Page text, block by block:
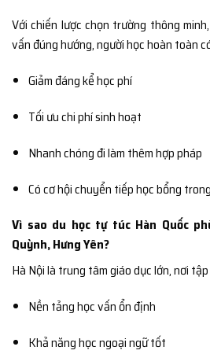
Với chiến lược chọn trường thông
vấn đúng hướng, người học hoàn toàn
Giảm đáng kể học phí
Tối ưu chi phí sinh hoạt
Nhanh chóng đi làm thêm hợp pháp
Có cơ hội chuyển tiếp học bổng
Vì sao du học tự túc Hàn Quốc
Quỳnh, Hưng Yên?
Hà Nội là trung tâm giáo dục lớn, nơi
Nền tảng học vấn ổn định
Khả năng học ngoại ngữ tốt